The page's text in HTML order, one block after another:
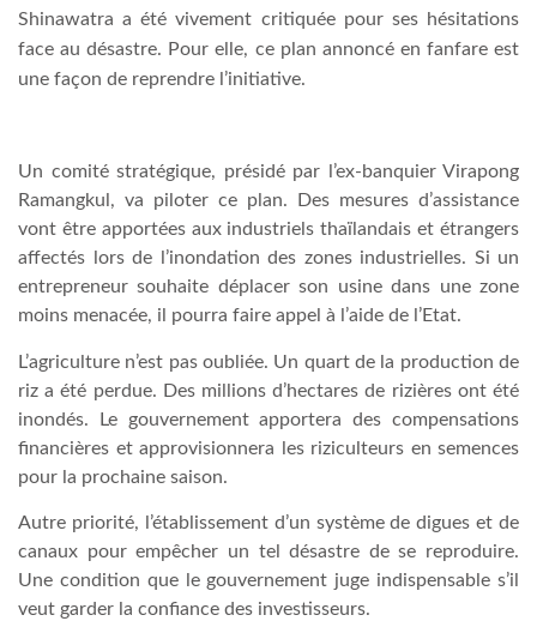
Shinawatra a été vivement critiquée pour ses hésitations
face au désastre. Pour elle, ce plan annoncé en fanfare est
une façon de reprendre l’initiative.
Un comité stratégique, présidé par l’ex-banquier Virapong
Ramangkul, va piloter ce plan. Des mesures d’assistance
vont être apportées aux industriels thaïlandais et étrangers
affectés lors de l’inondation des zones industrielles. Si un
entrepreneur souhaite déplacer son usine dans une zone
moins menacée, il pourra faire appel à l’aide de l’Etat.
L’agriculture n’est pas oubliée. Un quart de la production de
riz a été perdue. Des millions d’hectares de rizières ont été
inondés. Le gouvernement apportera des compensations
financières et approvisionnera les riziculteurs en semences
pour la prochaine saison.
Autre priorité, l’établissement d’un système de digues et de
canaux pour empêcher un tel désastre de se reproduire.
Une condition que le gouvernement juge indispensable s’il
veut garder la confiance des investisseurs.